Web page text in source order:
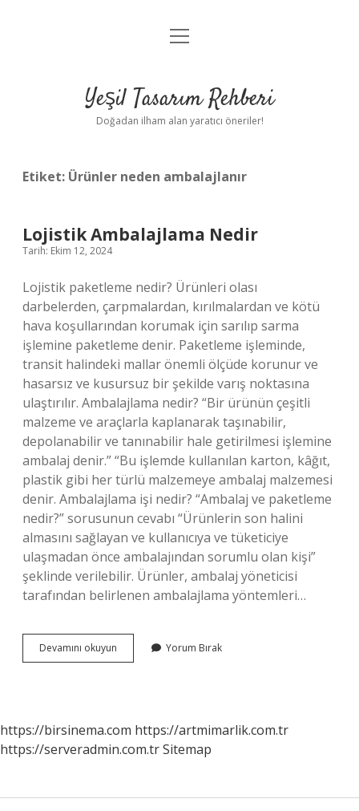
Anasayfa
Yasal Uyarı
menüyü
Yeşil Tasarım Rehberi
Doğadan ilham alan yaratıcı öneriler!
Etiket: Ürünler neden ambalajlanır
Lojistik Ambalajlama Nedir
Tarih: Ekim 12, 2024
Lojistik paketleme nedir? Ürünleri olası
darbelerden, çarpmalardan, kırılmalardan ve kötü
hava koşullarından korumak için sarılıp sarma
işlemine paketleme denir. Paketleme işleminde,
transit halindeki mallar önemli ölçüde korunur ve
hasarsız ve kusursuz bir şekilde varış noktasına
ulaştırılır. Ambalajlama nedir? “Bir ürünün çeşitli
malzeme ve araçlarla kaplanarak taşınabilir,
depolanabilir ve tanınabilir hale getirilmesi işlemine
ambalaj denir.” “Bu işlemde kullanılan karton, kâğıt,
plastik gibi her türlü malzemeye ambalaj malzemesi
denir. Ambalajlama işi nedir? “Ambalaj ve paketleme
nedir?” sorusunun cevabı “Ürünlerin son halini
almasını sağlayan ve kullanıcıya ve tüketiciye
ulaşmadan önce ambalajından sorumlu olan kişi”
şeklinde verilebilir. Ürünler, ambalaj yöneticisi
tarafından belirlenen ambalajlama yöntemleri…
Devamını okuyun
Ambalajlama
Yorum Bırak
https://birsinema.com https://artmimarlik.com.tr
https://serveradmin.com.trSitemap